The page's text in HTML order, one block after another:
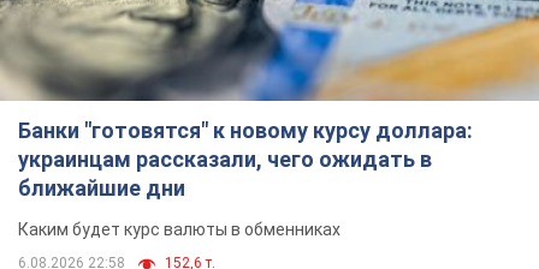
Банки "готовятся" к новому курсу доллара:
украинцам рассказали, чего ожидать в
ближайшие дни
Каким будет курс валюты в обменниках
6.08.2026 22:58 152,6 т.